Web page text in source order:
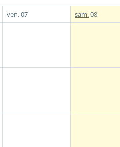
ven.07 sam.08